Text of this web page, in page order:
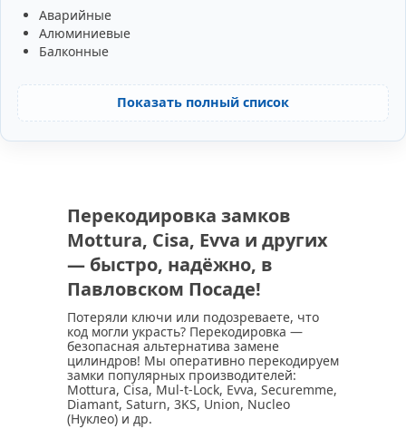
Аварийные
Алюминиевые
Балконные
Показать полный список
Перекодировка замков
Mottura, Cisa, Evva и других
— быстро, надёжно, в
Павловском Посаде!
Потеряли ключи или подозреваете, что
код могли украсть? Перекодировка —
безопасная альтернатива замене
цилиндров! Мы оперативно перекодируем
замки популярных производителей:
Mottura, Cisa, Mul‑t‑Lock, Evva, Securemme,
Diamant, Saturn, 3KS, Union, Nucleo
(Нуклео) и др.